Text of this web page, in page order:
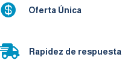
 Oferta Única
 Rapidez de respuesta